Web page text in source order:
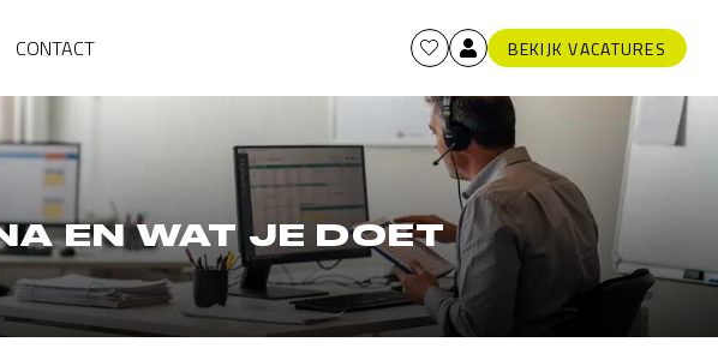
CONTACT BEKIJK VACATURES
EN WAT JE DOET